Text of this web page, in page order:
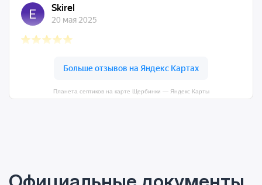
Планета септиков на карте Щербинки — Яндекс Карты